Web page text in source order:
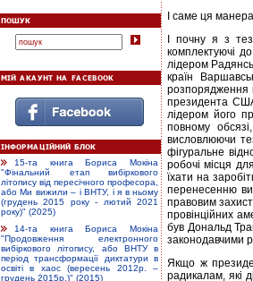
15-та книга Бориса Мокіна
"Фінальний етап вибіркового
літопису від пересічного професора,
або Ми вижили – і ВНТУ, і я в ньому
(грудень 2015 року - лютий 2021
року)" (2025)
14-та книга Бориса Мокіна
"Продовження електронного
вибіркового літопису, або ВНТУ в
період трансформації диктатури в
освіті в хаос (вересень 2012р. –
грудень 2015р.)" (2015)
І саме ця
І почну я з
комплектуючі
лідером
країн
розпорядження
президента
лідером його
повному
висловлюючи
фігуральне
робочі місця
їхати на
перенесенню
правовим
провінційних
був Дональд
законодавчими
Якщо ж
радикалам, які